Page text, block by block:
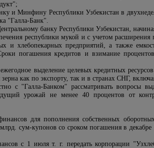
и Минфину Республики Узбекистан в
"Галла-Банк".
банку Республики Узбекистан,
республики мукой и с учетом
и хлебопекарных предприятий, а также
погашения кредитов и взимание
выделение целевых кредитных
как по экспорту, так и в странах СНГ,
с "Галла-Банком" рассматривать вопросы
урожай не менее 40 процентов от
для пополнения собственных
сум-купонов со сроком погашения в
с 1 июля т. г. передать корпорации